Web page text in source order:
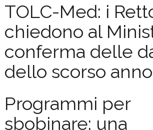
TOLC-Med: i
chiedono al
conferma delle
dello scorso anno
Programmi per
sbobinare: una